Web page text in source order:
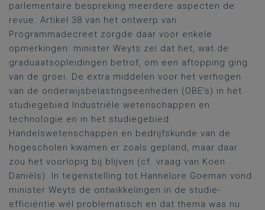
parlementaire bespreking meerdere aspecten de
revue. Artikel 38 van het ontwerp van
Programmadecreet zorgde daar voor enkele
opmerkingen: minister Weyts zei dat het, wat de
graduaatsopleidingen betrof, om een aftopping ging
van de groei. De extra middelen voor het verhogen
van de onderwijsbelastingseenheden (OBE’s) in het
studiegebied Industriële wetenschappen en
technologie en in het studiegebied
Handelswetenschappen en bedrijfskunde van de
hogescholen kwamen er zoals gepland, maar daar
zou het voorlopig bij blijven (cf. vraag van Koen
Daniëls). In tegenstelling tot Hannelore Goeman vond
minister Weyts de ontwikkelingen in de studie-
efficiëntie wél problematisch en dat thema was nu